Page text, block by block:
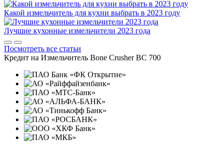
Какой измельчитель для кухни выбрать в 2023 году
Лучшие кухонные измельчители 2023 года
Посмотреть все статьи
Кредит на Измельчитель Bone Crusher BC 700